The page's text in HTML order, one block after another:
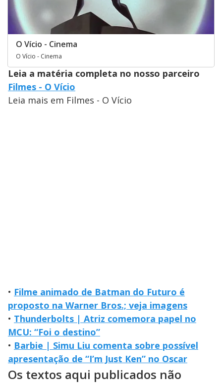
O Vício - Cinema
O Vício - Cinema
Leia a matéria completa no nosso parceiro
Filmes - O Vício
Leia mais em Filmes - O Vício
• Filme animado de Batman do Futuro é
proposto na Warner Bros.; veja imagens
• Thunderbolts | Atriz comemora papel no
MCU: “Foi o destino”
• Barbie | Simu Liu comenta sobre possível
apresentação de “I’m Just Ken” no Oscar
Os textos aqui publicados não